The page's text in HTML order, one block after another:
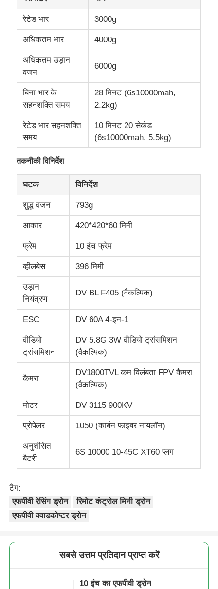
कारखाने का दौरा
गुणवत्ता नियंत्रण
हमसे संपर्क करें
समाचार
उद्धरण मांगें
औद्योगिक ड्रोन
कृषि छिड़काव ड्रोन
एफपीवी ड्रोन
ड्रोन के पुर्जे
एंटी ड्रोन डिवाइस
लेजर रेंज फाइंडर
रेटेड भार 3000g
अधिकतम भार 4000g
अधिकतम उड़ान
वजन
6000g
बिना भार के
सहनशक्ति समय
28 मिनट (6s10000mah,
2.2kg)
रेटेड भार सहनशक्ति
समय
10 मिनट 20 सेकंड
(6s10000mah, 5.5kg)
तकनीकी विनिर्देश
घटक विनिर्देश
शुद्ध वजन 793g
आकार 420*420*60 मिमी
फ्रेम 10 इंच फ्रेम
व्हीलबेस 396 मिमी
उड़ान
नियंत्रण
DV BL F405 (वैकल्पिक)
ESC DV 60A 4-इन-1
वीडियो
ट्रांसमिशन
DV 5.8G 3W वीडियो ट्रांसमिशन
(वैकल्पिक)
कैमरा
DV1800TVL कम विलंबता FPV कैमरा
(वैकल्पिक)
मोटर DV 3115 900KV
प्रोपेलर 1050 (कार्बन फाइबर नायलॉन)
अनुशंसित
बैटरी
6S 10000 10-45C XT60 प्लग
टैग:
एफपीवी रेसिंग ड्रोन
रिमोट कंट्रोल मिनी ड्रोन
एफपीवी क्वाडकोप्टर ड्रोन
सबसे उत्तम प्रतिदान प्राप्त करें
10 इंच का एफपीवी ड्रोन